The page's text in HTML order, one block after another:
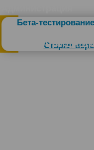
Бета-
Старая